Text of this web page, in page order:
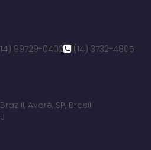
99729-0402 (14) 3732-4805
Braz II, Avaré, SP, Brasil